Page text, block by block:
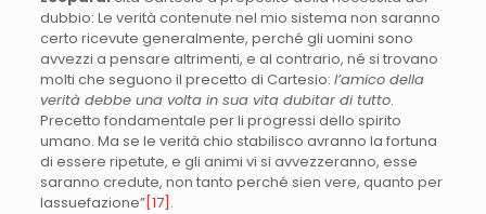
dubbio: Le verità contenute nel mio sistema non saranno
certo ricevute generalmente, perché gli uomini sono
avvezzi a pensare altrimenti, e al contrario, né si trovano
molti che seguono il precetto di Cartesio: l’amico della
verità debbe una volta in sua vita dubitar di tutto.
Precetto fondamentale per li progressi dello spirito
umano. Ma se le verità chio stabilisco avranno la fortuna
di essere ripetute, e gli animi vi si avvezzeranno, esse
saranno credute, non tanto perché sien vere, quanto per
lassuefazione”[17] .